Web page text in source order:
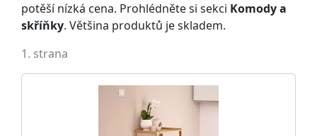
potěší nízká cena. Prohlédněte si sekci Komody a
skříňky. Většina produktů je skladem.
1. strana